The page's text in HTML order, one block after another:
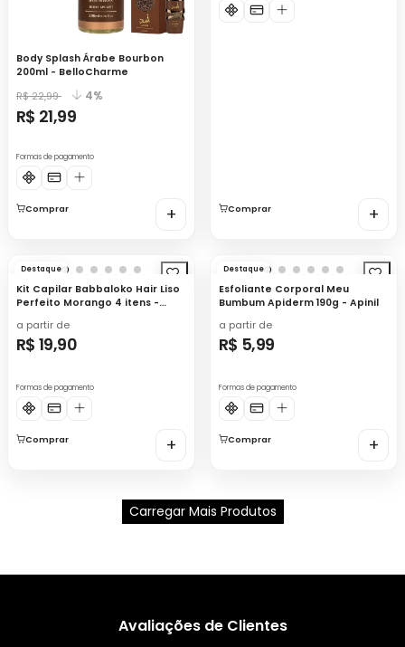
Body Splash Árabe Bourbon
200ml - BelloCharme
R$ 22,99 4%
R$ 21,99
Formas de pagamento
Comprar + Comprar +
Destaque
Kit Capilar Babbaloko Hair Liso
Perfeito Morango 4 itens -
a partir de
R$ 19,90
Formas de pagamento
Comprar +
Destaque
Esfoliante Corporal Meu
Bumbum Apiderm 190g - Apinil
a partir de
R$ 5,99
Formas de pagamento
Comprar +
Carregar Mais Produtos
Avaliações de Clientes